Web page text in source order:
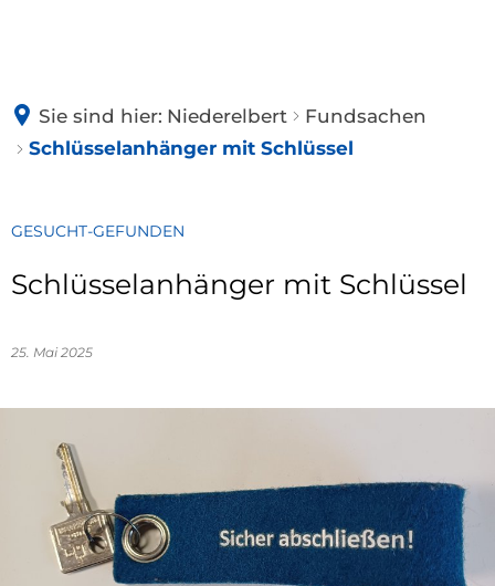
Geschichte
Partnerschaft
BÜRGERINFOS
RATHAUS
Amtsblatt
Sie sind hier: Niederelbert
Fundsachen
Schlüsselanhänger mit Schlüssel
GESUCHT-GEFUNDEN
Schlüsselanhänger mit Schlüssel
25. Mai 2025